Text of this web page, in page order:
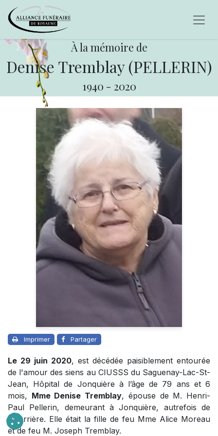
À la mémoire de
Denise Tremblay (PELLERIN)
1940 - 2020
Imprimer Partager
Le 29 juin 2020, est décédée paisiblement entourée
de l'amour des siens au CIUSSS du Saguenay-Lac-St-
Jean, Hôpital de Jonquière à l’âge de 79 ans et 6
mois, Mme Denise Tremblay, épouse de M. Henri-
Paul Pellerin, demeurant à Jonquière, autrefois de
Laterrière. Elle était la fille de feu Mme Alice Moreau
et de feu M. Joseph Tremblay.